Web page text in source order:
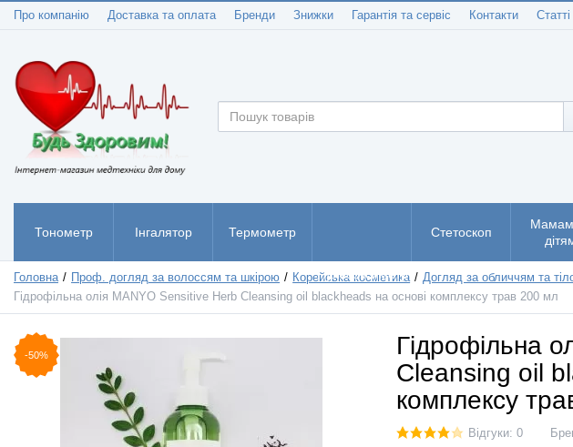
Про компанію Доставка та оплата Бренди Знижки Гарантія та сервіс Контакти Статті
Тонометр Інгалятор Термометр
Пульсоксиметр
Стетоскоп
Головна Проф. догляд за волоссям та шкірою Корейська косметика Догляд за обличчям та
Гідрофільна олія MANYO Sensitive Herb Cleansing oil blackheads на основі комплексу трав 200 мл
-50%
Гідрофільна
Cleansing oil
комплексу
Відгуки: 0